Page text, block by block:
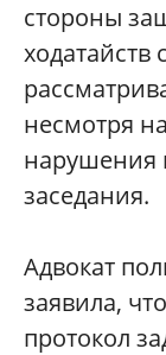
стороны
ходатайств
несмотря
нарушения
заседания.
Адвокат
заявила,
протокол